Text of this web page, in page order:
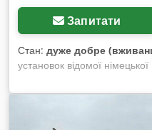
Запитати
Стан: дуже добре
установок відомої
Модель PROFITEST MXTRA
вимірювань електричних
Cjdpfxsywcr Dj Amreha
електриками, сервісними